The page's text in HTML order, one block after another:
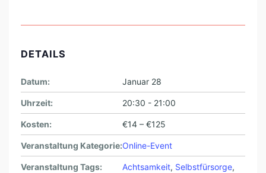
DETAILS
Datum: Januar 28
Uhrzeit: 20:30 - 21:00
Kosten: €14 – €125
Veranstaltung Kategorie:Online-Event
Veranstaltung Tags: Achtsamkeit, Selbstfürsorge,